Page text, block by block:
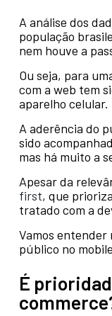
A análise dos
população
nem houve a
Ou seja, para
com a web tem
aparelho celular.
A aderência do
sido
mas há muito a
Apesar da
first, que
tratado com a
Vamos entender
público no
É